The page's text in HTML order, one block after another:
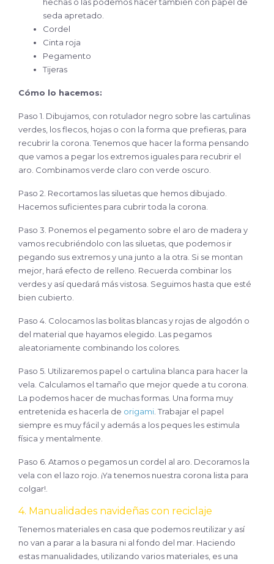
hechas o las podemos hacer también con papel de
seda apretado.
Cordel
Cinta roja
Pegamento
Tijeras
Cómo lo hacemos:
Paso 1. Dibujamos, con rotulador negro sobre las cartulinas
verdes, los flecos, hojas o con la forma que prefieras, para
recubrir la corona. Tenemos que hacer la forma pensando
que vamos a pegar los extremos iguales para recubrir el
aro. Combinamos verde claro con verde oscuro.
Paso 2. Recortamos las siluetas que hemos dibujado.
Hacemos suficientes para cubrir toda la corona.
Paso 3. Ponemos el pegamento sobre el aro de madera y
vamos recubriéndolo con las siluetas, que podemos ir
pegando sus extremos y una junto a la otra. Si se montan
mejor, hará efecto de relleno. Recuerda combinar los
verdes y así quedará más vistosa. Seguimos hasta que esté
bien cubierto.
Paso 4. Colocamos las bolitas blancas y rojas de algodón o
del material que hayamos elegido. Las pegamos
aleatoriamente combinando los colores.
Paso 5. Utilizaremos papel o cartulina blanca para hacer la
vela. Calculamos el tamaño que mejor quede a tu corona.
La podemos hacer de muchas formas. Una forma muy
entretenida es hacerla de origami. Trabajar el papel
siempre es muy fácil y además a los peques les estimula
física y mentalmente.
Paso 6. Atamos o pegamos un cordel al aro. Decoramos la
vela con el lazo rojo. ¡Ya tenemos nuestra corona lista para
colgar!.
4. Manualidades navideñas con reciclaje
Tenemos materiales en casa que podemos reutilizar y así
no van a parar a la basura ni al fondo del mar. Haciendo
estas manualidades, utilizando varios materiales, es una